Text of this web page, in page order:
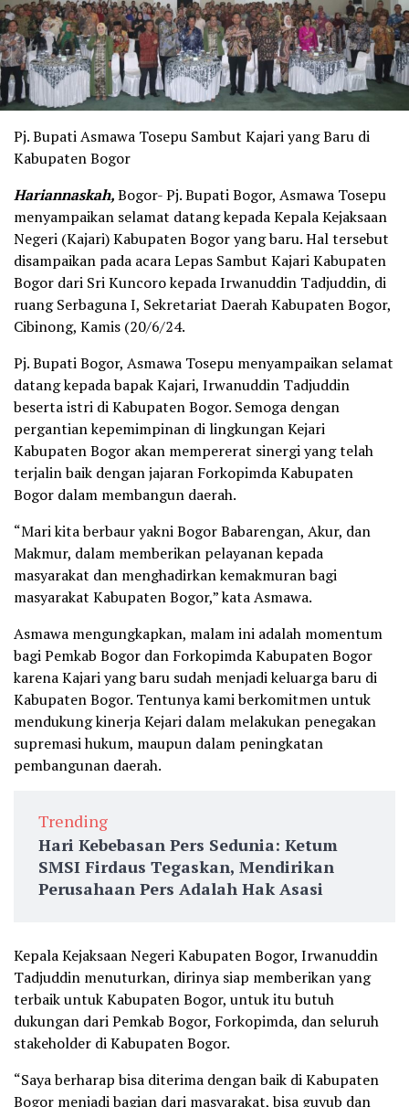
Pj. Bupati Asmawa Tosepu Sambut Kajari yang Baru di
Kabupaten Bogor
Hariannaskah,Bogor- Pj. Bupati Bogor, Asmawa Tosepu
menyampaikan selamat datang kepada Kepala Kejaksaan
Negeri (Kajari) Kabupaten Bogor yang baru. Hal tersebut
disampaikan pada acara Lepas Sambut Kajari Kabupaten
Bogor dari Sri Kuncoro kepada Irwanuddin Tadjuddin, di
ruang Serbaguna I, Sekretariat Daerah Kabupaten Bogor,
Cibinong, Kamis (20/6/24.
Pj. Bupati Bogor, Asmawa Tosepu menyampaikan selamat
datang kepada bapak Kajari, Irwanuddin Tadjuddin
beserta istri di Kabupaten Bogor. Semoga dengan
pergantian kepemimpinan di lingkungan Kejari
Kabupaten Bogor akan mempererat sinergi yang telah
terjalin baik dengan jajaran Forkopimda Kabupaten
Bogor dalam membangun daerah.
“Mari kita berbaur yakni Bogor Babarengan, Akur, dan
Makmur, dalam memberikan pelayanan kepada
masyarakat dan menghadirkan kemakmuran bagi
masyarakat Kabupaten Bogor,” kata Asmawa.
Asmawa mengungkapkan, malam ini adalah momentum
bagi Pemkab Bogor dan Forkopimda Kabupaten Bogor
karena Kajari yang baru sudah menjadi keluarga baru di
Kabupaten Bogor. Tentunya kami berkomitmen untuk
mendukung kinerja Kejari dalam melakukan penegakan
supremasi hukum, maupun dalam peningkatan
pembangunan daerah.
Trending
Hari Kebebasan Pers Sedunia: Ketum
SMSI Firdaus Tegaskan, Mendirikan
Perusahaan Pers Adalah Hak Asasi
Kepala Kejaksaan Negeri Kabupaten Bogor, Irwanuddin
Tadjuddin menuturkan, dirinya siap memberikan yang
terbaik untuk Kabupaten Bogor, untuk itu butuh
dukungan dari Pemkab Bogor, Forkopimda, dan seluruh
stakeholder di Kabupaten Bogor.
“Saya berharap bisa diterima dengan baik di Kabupaten
Bogor menjadi bagian dari masyarakat, bisa guyub dan